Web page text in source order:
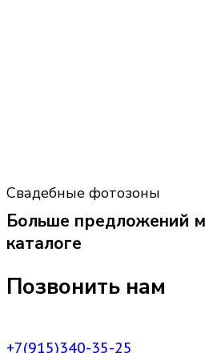
Свадебные фотозоны
Больше предложений
каталоге
Позвонить нам
+7(915)340-35-25